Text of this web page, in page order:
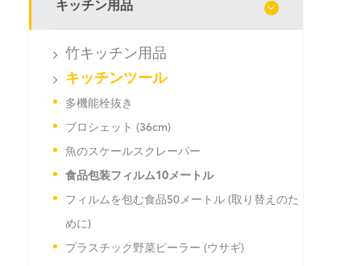
キッチン用品
竹キッチン用品
キッチンツール
多機能栓抜き
ブロシェット (36cm)
魚のスケールスクレーパー
食品包装フィルム10メートル
フィルムを包む食品50メートル (取り替えのた
めに)
プラスチック野菜ピーラー (ウサギ)